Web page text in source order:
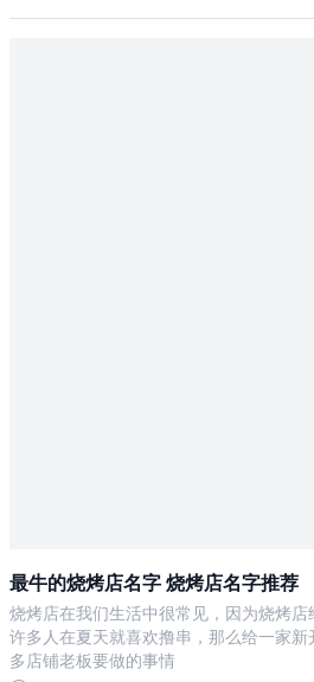
最牛的烧烤店名字 烧烤店名字推荐
烧烤店在我们生活中很常见，因为烧烤店
许多人在夏天就喜欢撸串，那么给一家
多店铺老板要做的事情